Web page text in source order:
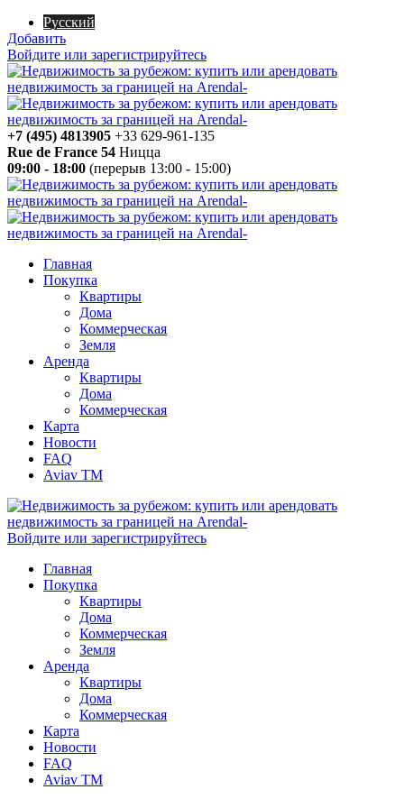
Русский
Добавить
Войдите или зарегистрируйтесь
+7 (495) 4813905 +33 629-961-135
Rue de France 54 Ницца
09:00 - 18:00 (перерыв 13:00 - 15:00)
Главная
Покупка
Квартиры
Дома
Коммерческая
Земля
Аренда
Квартиры
Дома
Коммерческая
Карта
Новости
FAQ
Aviav TM
Войдите или зарегистрируйтесь
Главная
Покупка
Квартиры
Дома
Коммерческая
Земля
Аренда
Квартиры
Дома
Коммерческая
Карта
Новости
FAQ
Aviav TM